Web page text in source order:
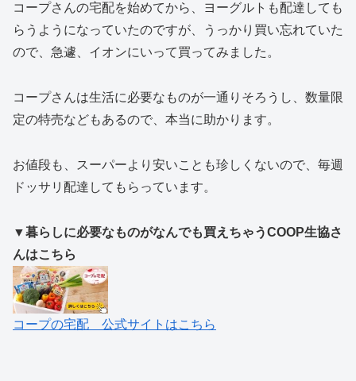
コープさんの宅配を始めてから、ヨーグルトも配達しても
らうようになっていたのですが、うっかり買い忘れていた
ので、急遽、イオンにいって買ってみました。
コープさんは生活に必要なものが一通りそろうし、数量限
定の特売などもあるので、本当に助かります。
お値段も、スーパーより安いことも珍しくないので、毎週
ドッサリ配達してもらっています。
▼暮らしに必要なものがなんでも買えちゃうCOOP生協さ
んはこちら
コープの宅配 公式サイトはこちら